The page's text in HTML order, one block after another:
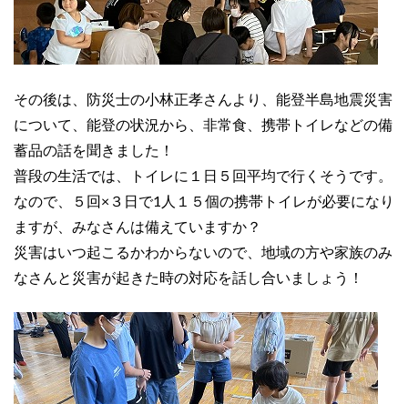
その後は、防災士の小林正孝さんより、能登半島地震災害
について、能登の状況から、非常食、携帯トイレなどの備
蓄品の話を聞きました！
普段の生活では、トイレに１日５回平均で行くそうです。
なので、５回×３日で1人１５個の携帯トイレが必要になり
ますが、みなさんは備えていますか？
災害はいつ起こるかわからないので、地域の方や家族のみ
なさんと災害が起きた時の対応を話し合いましょう！